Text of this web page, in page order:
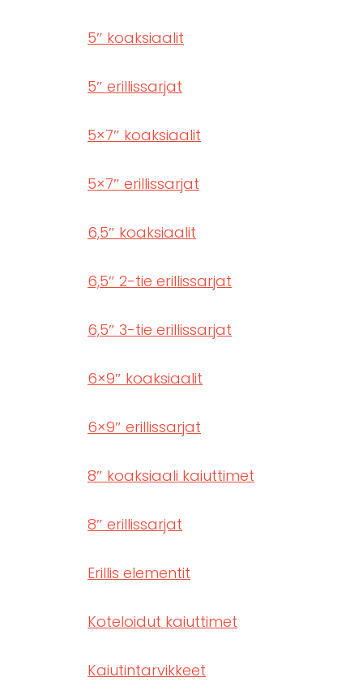
5″ koaksiaalit
5″ erillissarjat
5×7″ koaksiaalit
5×7″ erillissarjat
6,5″ koaksiaalit
6,5″ 2-tie erillissarjat
6,5″ 3-tie erillissarjat
6×9″ koaksiaalit
6×9″ erillissarjat
8″ koaksiaali kaiuttimet
8″ erillissarjat
Erillis elementit
Koteloidut kaiuttimet
Kaiutintarvikkeet